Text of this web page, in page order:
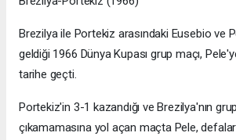
Brezilya ile Portekiz arasındaki Eusebio ve
geldiği 1966 Dünya Kupası grup maçı,
tarihe geçti.
Portekiz'in 3-1 kazandığı ve Brezilya'nın
çıkamamasına yol açan maçta Pele,